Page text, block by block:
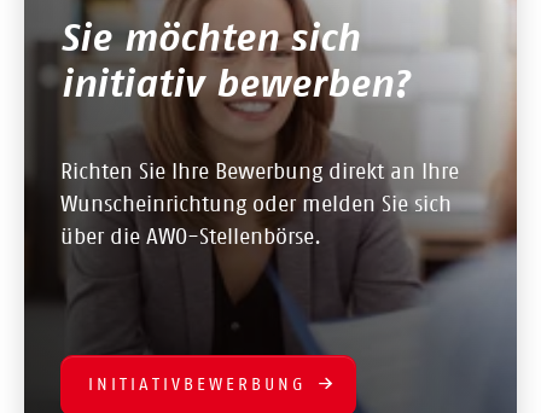
Sie möchten sich
initiativ bewerben?
Richten Sie Ihre Bewerbung direkt an Ihre
Wunscheinrichtung oder melden Sie sich
über die AWO-Stellenbörse.
INITIATIVBEWERBUNG